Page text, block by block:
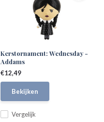
Kerstornament: Wednesday -
Addams
Vergelijk
€12,49
Bekijken